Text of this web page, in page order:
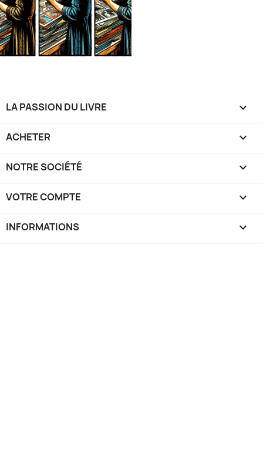
LA PASSION DU LIVRE 
ACHETER 
NOTRE SOCIÉTÉ 
VOTRE COMPTE 
INFORMATIONS keyboard_arrow_down